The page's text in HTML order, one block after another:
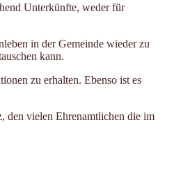
Unterkünfte, weder für
in der Gemeinde wieder zu
kann.
zu erhalten. Ebenso ist es
den vielen Ehrenamtlichen die im